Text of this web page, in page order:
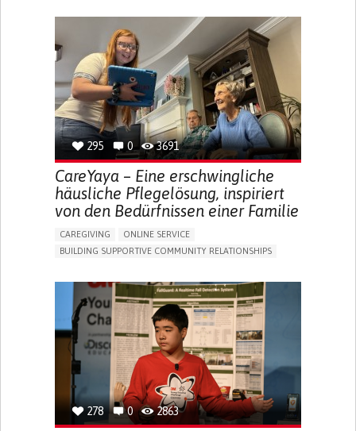
295 0 3691
CareYaya – Eine erschwingliche
häusliche Pflegelösung, inspiriert
von den Bedürfnissen einer Familie
CAREGIVING
ONLINE SERVICE
BUILDING SUPPORTIVE COMMUNITY RELATIONSHIPS
GENERAL AND FAMILY MEDICINE
AGING
CAREGIVER SUPPORT
UNITED STATES
278 0 2863